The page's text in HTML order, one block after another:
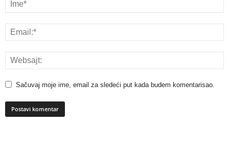
Sačuvaj moje ime, email za sledeći put kada budem komentarisao.